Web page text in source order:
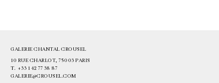
GALERIE CHANTAL CROUSEL
10 RUE CHARLOT, 75003 PARIS
T. +33 1 42 77 38 87
GALERIE@CROUSEL.COM